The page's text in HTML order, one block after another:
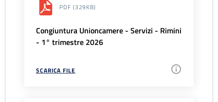
PDF (329KB)
Congiuntura Unioncamere - Servizi - Rimini
- 1° trimestre 2026
SCARICA FILE